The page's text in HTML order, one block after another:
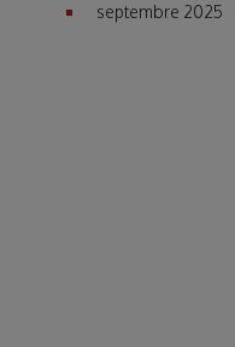
septembre 2025